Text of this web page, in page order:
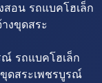
อน รถแบคโฮเล็ก
งขุดสระ
รถแบคโฮเล็ก
ดสระเพชรบูรณ์